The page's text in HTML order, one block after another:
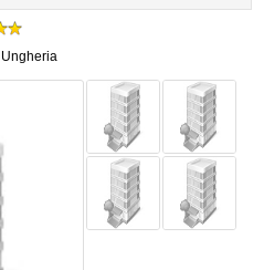
Ungheria